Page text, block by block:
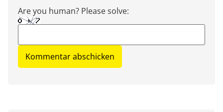
Are you human? Please solve: